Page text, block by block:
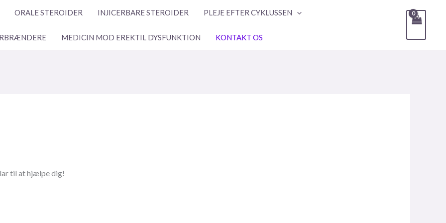
ORALE STEROIDER INJICERBARE STEROIDER PLEJE EFTER CYKLUSSEN
MEDICIN MOD EREKTIL DYSFUNKTION KONTAKT OS
til at hjælpe dig!